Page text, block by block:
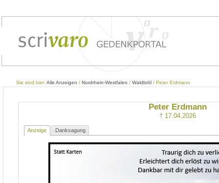
Sie sind hier: Alle Anzeigen / Nordrhein-Westfalen / Waldbröl / Peter Erdmann
Peter Erdmann
† 17.04.2026
Anzeige Danksagung